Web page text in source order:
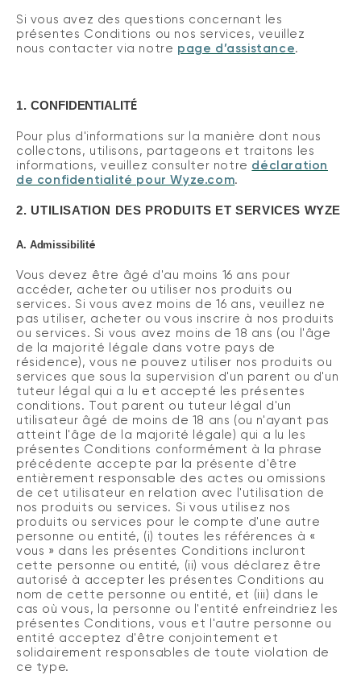
Si vous avez des questions concernant les
présentes Conditions ou nos services, veuillez
nous contacter via notre page d’assistance.
1. CONFIDENTIALITÉ
Pour plus d'informations sur la manière dont nous
collectons, utilisons, partageons et traitons les
informations, veuillez consulter notre déclaration
de confidentialité pour Wyze.com.
2. UTILISATION DES PRODUITS ET SERVICES WYZE
A. Admissibilité
Vous devez être âgé d'au moins 16 ans pour
accéder, acheter ou utiliser nos produits ou
services. Si vous avez moins de 16 ans, veuillez ne
pas utiliser, acheter ou vous inscrire à nos produits
ou services. Si vous avez moins de 18 ans (ou l'âge
de la majorité légale dans votre pays de
résidence), vous ne pouvez utiliser nos produits ou
services que sous la supervision d'un parent ou d'un
tuteur légal qui a lu et accepté les présentes
conditions. Tout parent ou tuteur légal d'un
utilisateur âgé de moins de 18 ans (ou n'ayant pas
atteint l'âge de la majorité légale) qui a lu les
présentes Conditions conformément à la phrase
précédente accepte par la présente d'être
entièrement responsable des actes ou omissions
de cet utilisateur en relation avec l'utilisation de
nos produits ou services. Si vous utilisez nos
produits ou services pour le compte d'une autre
personne ou entité, (i) toutes les références à «
vous » dans les présentes Conditions incluront
cette personne ou entité, (ii) vous déclarez être
autorisé à accepter les présentes Conditions au
nom de cette personne ou entité, et (iii) dans le
cas où vous, la personne ou l'entité enfreindriez les
présentes Conditions, vous et l'autre personne ou
entité acceptez d'être conjointement et
solidairement responsables de toute violation de
ce type.